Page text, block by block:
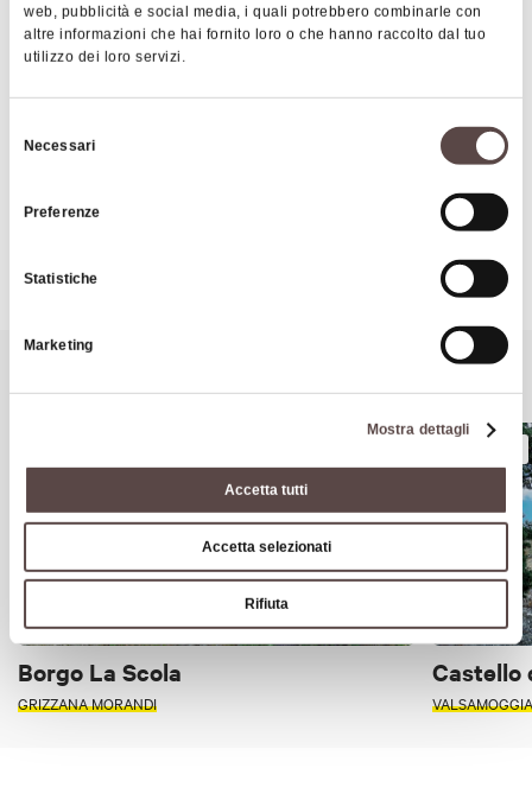
web, pubblicità e social media, i quali potrebbero combinarle con
altre informazioni che hai fornito loro o che hanno raccolto dal tuo
utilizzo dei loro servizi.
delNecessari
Preferenze
Statistiche
Marketing
Mostra dettagli
Accetta tutti
Accetta selezionati
Rifiuta
Andare per borghi nella montagna bolognese è
un’ottima soluzione per una gita domenicale o un
abbina ai piaceri della tavola. E, soprattutto, al
gusto sottile di camminare nella storia, fra vicoli e
facciate di antiche case, ancora ben conservate,
lasciandosi affascinare dalla delicata eleganza delle
decorazioni che testimoniano lo splendido lavoro
Borgo La Scola
GRIZZANA MORANDI
Castello